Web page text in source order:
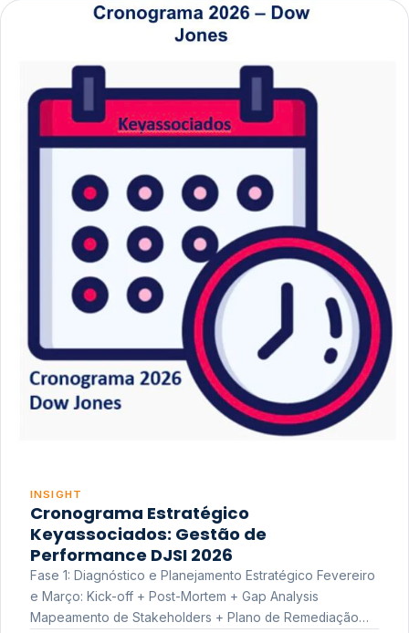
INSIGHT
Cronograma Estratégico
Keyassociados: Gestão de
Performance DJSI 2026
Fase 1: Diagnóstico e Planejamento Estratégico Fevereiro
e Março: Kick-off + Post-Mortem + Gap Analysis
Mapeamento de Stakeholders + Plano de Remediação